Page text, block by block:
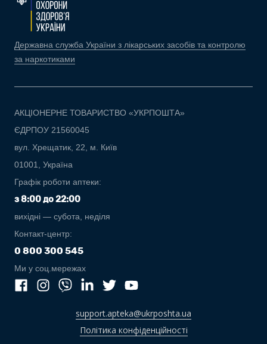
Державна служба України з лікарських засобів та контролю
за наркотиками
АКЦІОНЕРНЕ ТОВАРИСТВО «УКРПОШТА»
ЄДРПОУ 21560045
вул. Хрещатик, 22, м. Київ
01001, Україна
Графік роботи аптеки:
з 8:00 до 22:00
вихідні — субота, неділя
Контакт-центр:
0 800 300 545
Ми у соц.мережах
support.apteka@ukrposhta.ua
Політика конфіденційності